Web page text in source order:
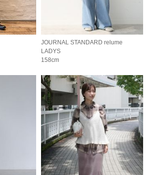
JOURNAL STANDARD relume
LADYS
158cm